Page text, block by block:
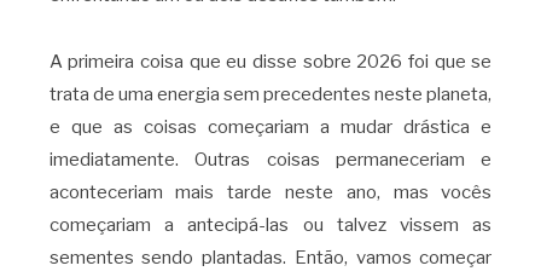
A primeira coisa que eu disse sobre 2026 foi que se
trata de uma energia sem precedentes neste planeta,
e que as coisas começariam a mudar drástica e
imediatamente. Outras coisas permaneceriam e
aconteceriam mais tarde neste ano, mas vocês
começariam a antecipá-las ou talvez vissem as
sementes sendo plantadas. Então, vamos começar